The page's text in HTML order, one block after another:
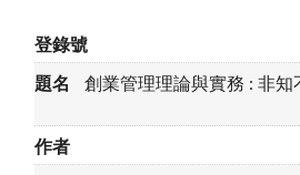
創業管理理論與實務 : 非知